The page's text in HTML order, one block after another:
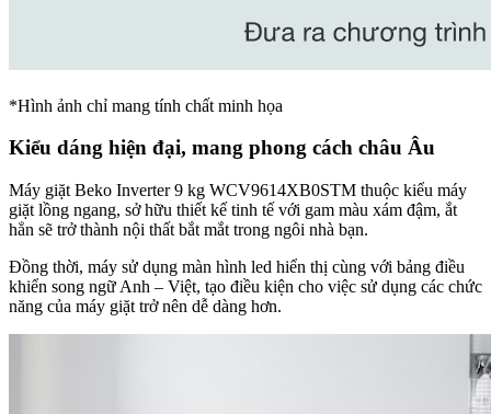
*Hình ảnh chỉ mang tính chất minh họa
Kiểu dáng hiện đại, mang phong cách châu Âu
Máy giặt Beko Inverter 9 kg WCV9614XB0STM thuộc kiểu máy
giặt lồng ngang, sở hữu thiết kế tinh tế với gam màu xám đậm, ắt
hẳn sẽ trở thành nội thất bắt mắt trong ngôi nhà bạn.
Đồng thời, máy sử dụng màn hình led hiển thị cùng với bảng điều
khiển song ngữ Anh – Việt, tạo điều kiện cho việc sử dụng các chức
năng của máy giặt trở nên dễ dàng hơn.